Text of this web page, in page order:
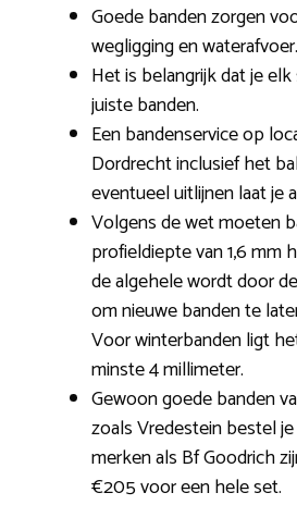
Goede banden zorgen
wegligging en waterafvoer.
Het is belangrijk dat je
juiste banden.
Een bandenservice op
Dordrecht inclusief het
eventueel uitlijnen laat je
Volgens de wet moeten
profieldiepte van 1,6 mm
de algehele wordt door
om nieuwe banden te
Voor winterbanden ligt
minste 4 millimeter.
Gewoon goede banden
zoals Vredestein bestel
merken als Bf Goodrich
€205 voor een hele set.